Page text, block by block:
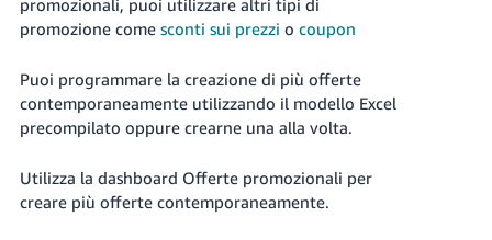
-
한
국
-
KR
Registrati
promozionali, puoi utilizzare altri tipi di
promozione come sconti sui prezzi o coupon
Puoi programmare la creazione di più offerte
contemporaneamente utilizzando il modello Excel
precompilato oppure crearne una alla volta.
Utilizza la dashboard Offerte promozionali per
creare più offerte contemporaneamente.